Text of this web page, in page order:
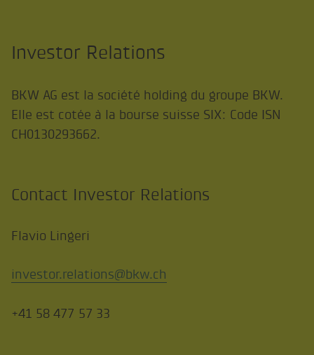
Investor Relations
BKW AG est la société holding du groupe BKW.
Elle est cotée à la bourse suisse SIX: Code ISN
CH0130293662.
Contact Investor Relations
Flavio Lingeri
investor.relations@bkw.ch
+41 58 477 57 33